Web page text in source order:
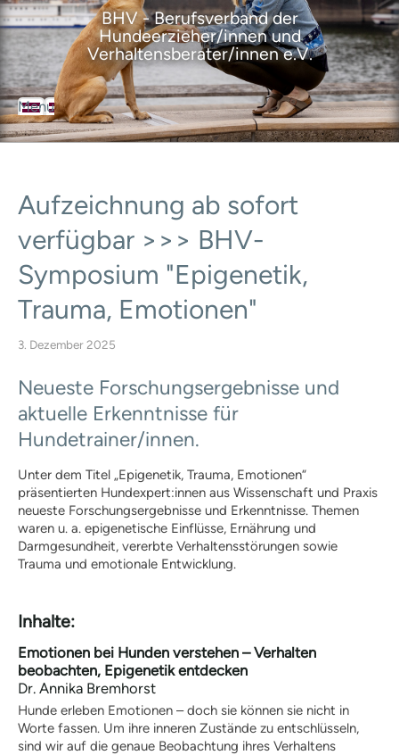
BHV - Berufsverband der
Hundeerzieher/innen und
Verhaltensberater/innen e.V.
Menu
BHVDer Berufsverband
Satzung
Geschäftsordnung
Leitbild
Ansprechpartner
Geschäftsstelle
BHV-Mitglieder
Mitgliedschaft
ordentliche Mitgliedschaft
Qualitätskriterien
BHV-Referenten
BHV-Gütesiegel
Downloads
Partner
Multimedia
Hinweise zum Datenschutz
Hundetrainer
Nachrichten
Weiterbildung
Hundetrainer als Beruf
Aufzeichnung ab sofort
verfügbar >>> BHV-
Symposium "Epigenetik,
Trauma, Emotionen"
3. Dezember 2025
Neueste Forschungsergebnisse und
aktuelle Erkenntnisse für
Hundetrainer/innen.
Unter dem Titel „Epigenetik, Trauma, Emotionen“
präsentierten Hundexpert:innen aus Wissenschaft und Praxis
neueste Forschungsergebnisse und Erkenntnisse. Themen
waren u. a. epigenetische Einflüsse, Ernährung und
Darmgesundheit, vererbte Verhaltensstörungen sowie
Trauma und emotionale Entwicklung.
Inhalte:
Emotionen bei Hunden verstehen – Verhalten
beobachten, Epigenetik entdecken
Dr. Annika Bremhorst
Hunde erleben Emotionen – doch sie können sie nicht in
Worte fassen. Um ihre inneren Zustände zu entschlüsseln,
sind wir auf die genaue Beobachtung ihres Verhaltens